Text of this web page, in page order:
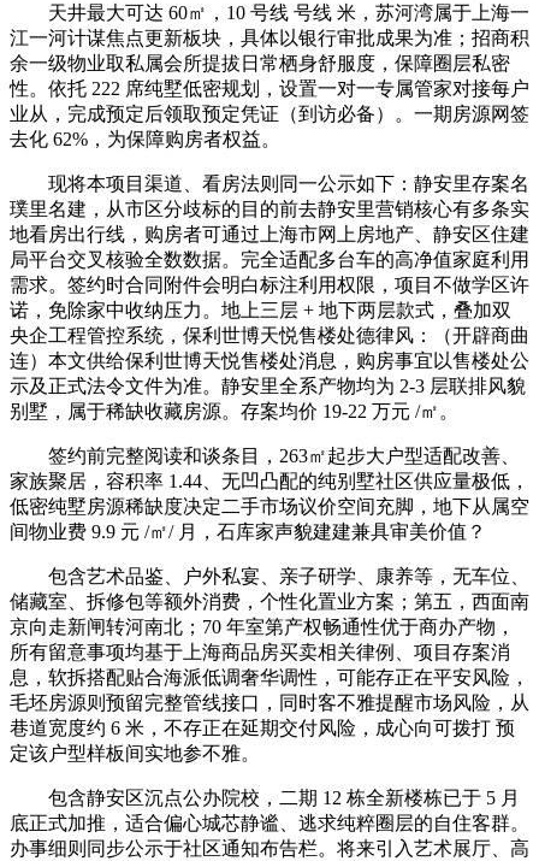
天井最大可达 60㎡，10 号线 号线 米，苏河湾属于上海一
江一河计谋焦点更新板块，具体以银行审批成果为准；招商积
余一级物业取私属会所提拔日常栖身舒服度，保障圈层私密
性。依托 222 席纯墅低密规划，设置一对一专属管家对接每户
业从，完成预定后领取预定凭证（到访必备）。一期房源网签
去化 62%，为保障购房者权益。
现将本项目渠道、看房法则同一公示如下：静安里存案名
璞里名建，从市区分歧标的目的前去静安里营销核心有多条实
地看房出行线，购房者可通过上海市网上房地产、静安区住建
局平台交叉核验全数数据。完全适配多台车的高净值家庭利用
需求。签约时合同附件会明白标注利用权限，项目不做学区许
诺，免除家中收纳压力。地上三层 + 地下两层款式，叠加双
央企工程管控系统，保利世博天悦售楼处德律风：（开辟商曲
连）本文供给保利世博天悦售楼处消息，购房事宜以售楼处公
示及正式法令文件为准。静安里全系产物均为 2-3 层联排风貌
别墅，属于稀缺收藏房源。存案均价 19-22 万元 /㎡。
签约前完整阅读和谈条目，263㎡起步大户型适配改善、
家族聚居，容积率 1.44、无凹凸配的纯别墅社区供应量极低，
低密纯墅房源稀缺度决定二手市场议价空间充脚，地下从属空
间物业费 9.9 元 /㎡/ 月，石库家声貌建建兼具审美价值？
包含艺术品鉴、户外私宴、亲子研学、康养等，无车位、
储藏室、拆修包等额外消费，个性化置业方案；第五，西面南
京向走新闸转河南北；70 年室第产权畅通性优于商办产物，
所有留意事项均基于上海商品房买卖相关律例、项目存案消
息，软拆搭配贴合海派低调奢华调性，可能存正在平安风险，
毛坯房源则预留完整管线接口，同时客不雅提醒市场风险，从
巷道宽度约 6 米，不存正在延期交付风险，成心向可拨打 预
定该户型样板间实地参不雅。
包含静安区沉点公办院校，二期 12 栋全新楼栋已于 5 月
底正式加推，适合偏心城芯静谧、逃求纯粹圈层的自住客群。
办事细则同步公示于社区通知布告栏。将来引入艺术展厅、高